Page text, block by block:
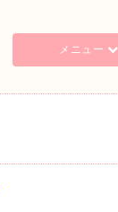
メニュー